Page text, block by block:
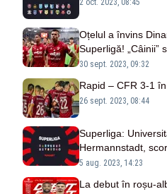
2 oct. 2023, 08:45
Oțelul a învins
Superligă! „Câinii”
fără gol marcat
30 sept. 2023, 09:32
Rapid – CFR 3-1
26 sept. 2023, 08:44
Superliga:
Hermannstadt,
5 aug. 2023, 14:23
La debut în roșu-